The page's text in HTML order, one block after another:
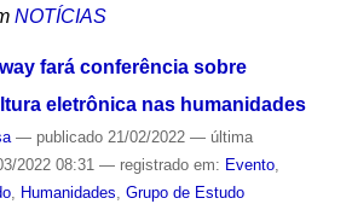
NOTÍCIAS
fará conferência sobre
eletrônica nas humanidades
— publicado21/02/2022 — última
2022 08:31 — registrado em: Evento,
, Humanidades, Grupo de Estudo